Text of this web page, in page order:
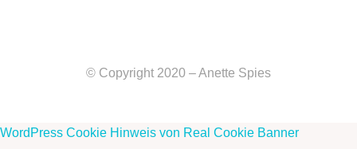
© Copyright 2020 – Anette Spies
WordPress Cookie Hinweis von Real Cookie Banner